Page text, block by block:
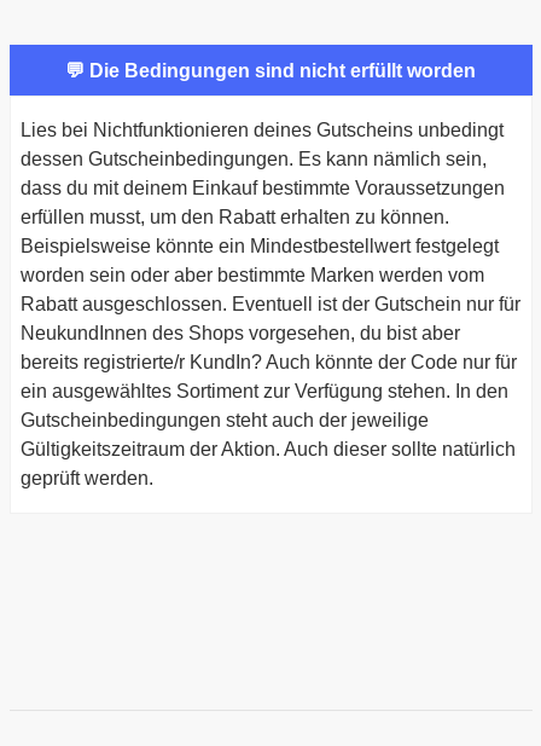
💬 Die Bedingungen sind nicht erfüllt worden
Lies bei Nichtfunktionieren deines Gutscheins unbedingt
dessen Gutscheinbedingungen. Es kann nämlich sein,
dass du mit deinem Einkauf bestimmte Voraussetzungen
erfüllen musst, um den Rabatt erhalten zu können.
Beispielsweise könnte ein Mindestbestellwert festgelegt
worden sein oder aber bestimmte Marken werden vom
Rabatt ausgeschlossen. Eventuell ist der Gutschein nur für
NeukundInnen des Shops vorgesehen, du bist aber
bereits registrierte/r KundIn? Auch könnte der Code nur für
ein ausgewähltes Sortiment zur Verfügung stehen. In den
Gutscheinbedingungen steht auch der jeweilige
Gültigkeitszeitraum der Aktion. Auch dieser sollte natürlich
geprüft werden.